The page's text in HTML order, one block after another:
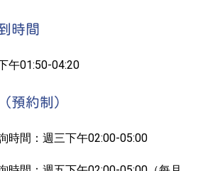
時間
午01:50-04:20
預約制）
時間：週三下午02:00-05:00